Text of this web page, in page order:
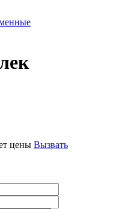
цены Вызвать